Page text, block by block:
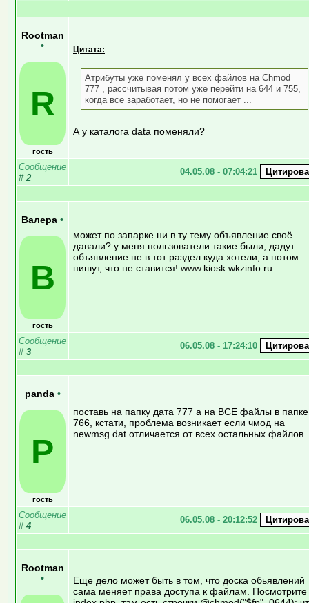
Rootman
•
R
гость
Цитата:
Атрибуты уже поменял у всех файлов на Chmod
777 , рассчитывая потом уже перейти на 644 и 755,
когда все заработает, но не помогает ...
А у каталога data поменяли?
Сообщение
# 2
04.05.08 - 07:04:21
Валера •
В
гость
может по запарке ни в ту тему объявление своё
давали? у меня пользователи такие были, дадут
объявление не в тот раздел куда хотели, а потом
пишут, что не ставится! www.kiosk.wkzinfo.ru
Сообщение
# 3
06.05.08 - 17:24:10
panda •
P
гость
поставь на папку дата 777 а на ВСЕ файлы в папке
766, кстати, проблема возникает если чмод на
newmsg.dat отличается от всех остальных файлов.
Сообщение
# 4
06.05.08 - 20:12:52
Rootman
•
Еще дело может быть в том, что доска обьявлений
сама меняет права доступа к файлам. Посмотрите